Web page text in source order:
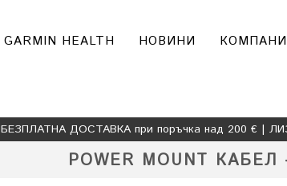
GARMIN HEALTH НОВИНИ
БЕЗПЛАТНА ДОСТАВКА при поръчка над 200 € |
POWER MOUNT КАБЕЛ